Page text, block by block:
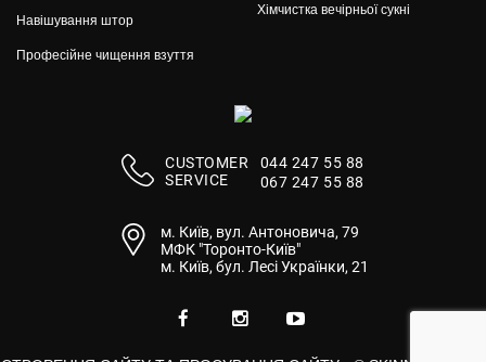
Навішування штор
Професійне чищення взуття
Хімчистка вечірньої сукні
СUSTOMER
SERVICE
044 247 55 88
067 247 55 88
м. Київ, вул. Антоновича, 79
МФК "Торонто-Київ"
м. Київ, бул. Лесі Українки, 21